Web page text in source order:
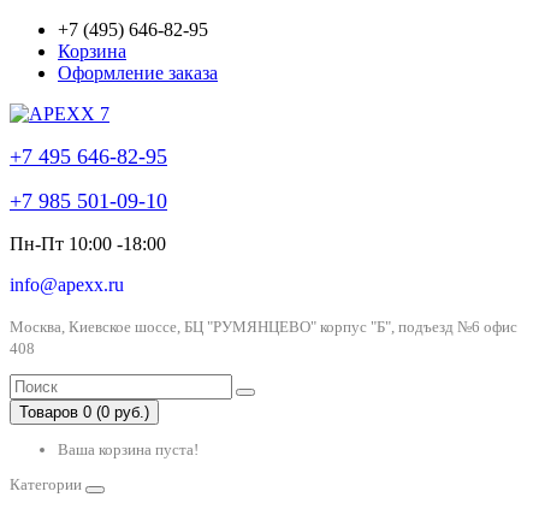
+7 (495) 646-82-95
Корзина
Оформление заказа
+7 495 646-82-95
+7 985 501-09-10
Пн-Пт 10:00 -18:00
info@apexx.ru
Москва, Киевское шоссе, БЦ "РУМЯНЦЕВО" корпус "Б", подъезд №6 офис
408
Товаров 0 (0 руб.)
Ваша корзина пуста!
Категории